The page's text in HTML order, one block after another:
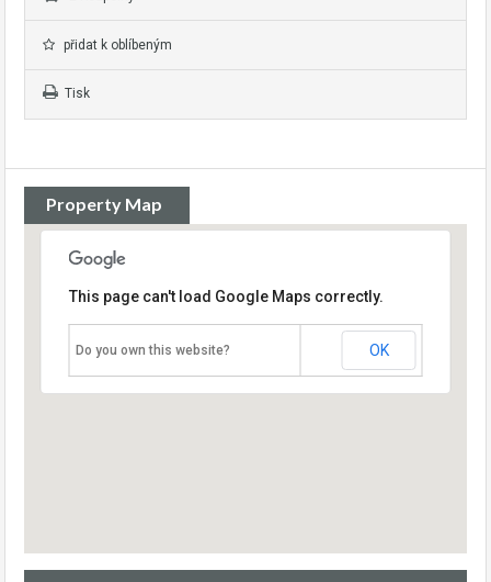
přidat k oblíbeným
Tisk
Property Map
This page can't load Google Maps correctly.
Do you own this website? OK